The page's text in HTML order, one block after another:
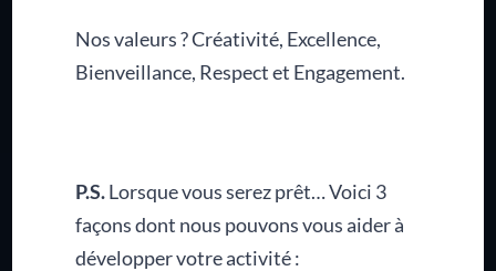
Nos valeurs ? Créativité, Excellence,
Bienveillance, Respect et Engagement.
P.S.Lorsque vous serez prêt… Voici 3
façons dont nous pouvons vous aider à
développer votre activité :